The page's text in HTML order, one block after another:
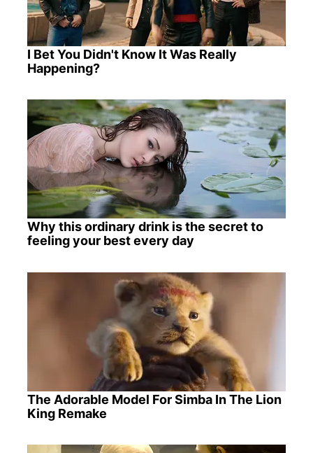
I Bet You Didn't Know It Was Really
Happening?
Why this ordinary drink is the secret to
feeling your best every day
The Adorable Model For Simba In The Lion
King Remake